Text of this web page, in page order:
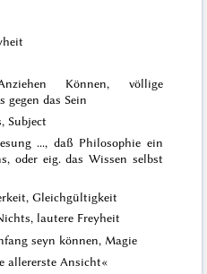
Können, völlige
gegen das Sein
Subject
..., daß Philosophie ein
oder eig. das Wissen selbst
Gleichgültigkeit
lautere Freyheit
seyn können, Magie
allererste Ansicht«